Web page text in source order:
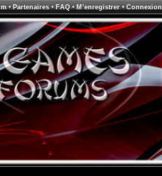
• Partenaires• FAQ• M’enregistrer• Connexion